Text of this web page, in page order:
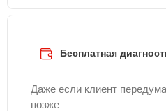
Бесплатная
Даже если клиент
позже